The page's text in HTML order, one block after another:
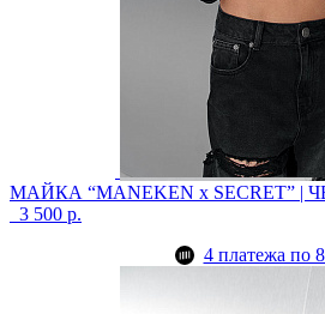
МАЙКА “MANEKEN x SECRET” |
3 500 р.
4 платежа по